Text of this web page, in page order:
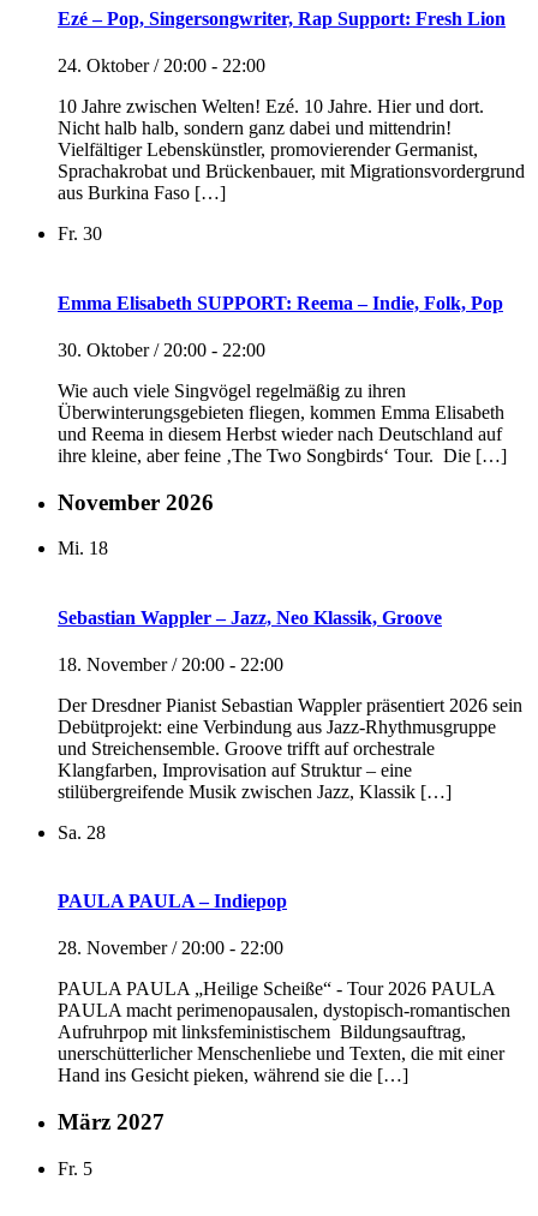
Ezé – Pop, Singersongwriter, Rap Support: Fresh Lion
24. Oktober / 20:00 - 22:00
10 Jahre zwischen Welten! Ezé. 10 Jahre. Hier und dort.
Nicht halb halb, sondern ganz dabei und mittendrin!
Vielfältiger Lebenskünstler, promovierender Germanist,
Sprachakrobat und Brückenbauer, mit Migrationsvordergrund
aus Burkina Faso […]
Fr. 30
Emma Elisabeth SUPPORT: Reema – Indie, Folk, Pop
30. Oktober / 20:00 - 22:00
Wie auch viele Singvögel regelmäßig zu ihren
Überwinterungsgebieten fliegen, kommen Emma Elisabeth
und Reema in diesem Herbst wieder nach Deutschland auf
ihre kleine, aber feine ‚The Two Songbirds‘ Tour. Die […]
November 2026
Mi. 18
Sebastian Wappler – Jazz, Neo Klassik, Groove
18. November / 20:00 - 22:00
Der Dresdner Pianist Sebastian Wappler präsentiert 2026 sein
Debütprojekt: eine Verbindung aus Jazz-Rhythmusgruppe
und Streichensemble. Groove trifft auf orchestrale
Klangfarben, Improvisation auf Struktur – eine
stilübergreifende Musik zwischen Jazz, Klassik […]
Sa. 28
PAULA PAULA – Indiepop
28. November / 20:00 - 22:00
PAULA PAULA „Heilige Scheiße“ - Tour 2026 PAULA
PAULA macht perimenopausalen, dystopisch-romantischen
Aufruhrpop mit linksfeministischem Bildungsauftrag,
unerschütterlicher Menschenliebe und Texten, die mit einer
Hand ins Gesicht pieken, während sie die […]
März 2027
Fr. 5